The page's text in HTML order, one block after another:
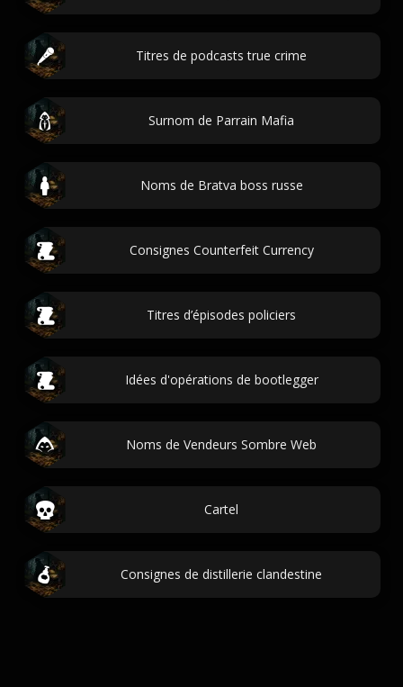
Titres de podcasts true crime
Surnom de Parrain Mafia
Noms de Bratva boss russe
Consignes Counterfeit Currency
Titres d’épisodes policiers
Idées d'opérations de bootlegger
Noms de Vendeurs Sombre Web
Cartel
Consignes de distillerie clandestine